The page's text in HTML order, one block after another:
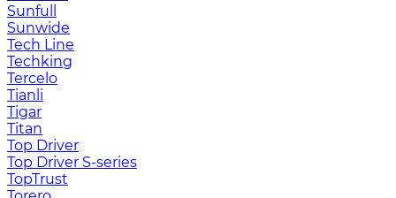
Sunfull
Sunwide
Tech Line
Techking
Tercelo
Tianli
Tigar
Titan
Top Driver
Top Driver S-series
TopTrust